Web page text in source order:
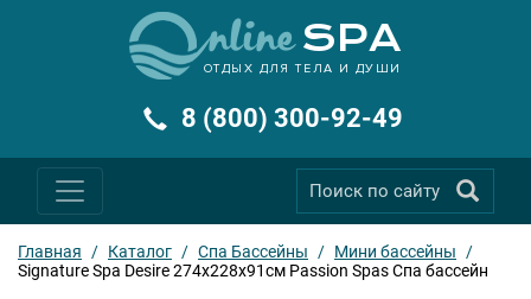
ОТДЫХ ДЛЯ ТЕЛА И ДУШИ
8 (800) 300-92-49
Главная / Каталог / Спа Бассейны / Мини бассейны
/
Signature Spa Desire 274х228х91см Passion Spas Спа бассейн